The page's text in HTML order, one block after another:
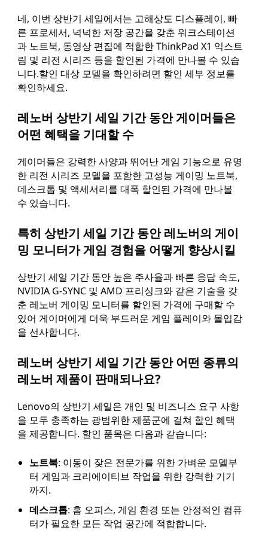
네, 이번 상반기 세일에서는 고해상도 디스플레이, 빠
른 프로세서, 넉넉한 저장 공간을 갖춘 워크스테이션
과 노트북, 동영상 편집에 적합한 ThinkPad X1 익스트
림 및 리전 시리즈 등을 할인된 가격에 만나볼 수 있습
니다.할인 대상 모델을 확인하려면 할인 세부 정보를
확인하세요.
레노버 상반기 세일 기간 동안 게이머들은
어떤 혜택을 기대할 수
게이머들은 강력한 사양과 뛰어난 게임 기능으로 유명
한 리전 시리즈 모델을 포함한 고성능 게이밍 노트북,
데스크톱 및 액세서리를 대폭 할인된 가격에 만나볼
수 있습니다.
특히 상반기 세일 기간 동안 레노버의 게이
밍 모니터가 게임 경험을 어떻게 향상시킬
상반기 세일 기간 동안 높은 주사율과 빠른 응답 속도,
NVIDIA G-SYNC 및 AMD 프리싱크와 같은 기술을 갖
춘 레노버 게이밍 모니터를 할인된 가격에 구매할 수
있어 게이머에게 더욱 부드러운 게임 플레이와 몰입감
을 선사합니다.
레노버 상반기 세일 기간 동안 어떤 종류의
레노버 제품이 판매되나요?
Lenovo의 상반기 세일은 개인 및 비즈니스 요구 사항
을 모두 충족하는 광범위한 제품군에 걸쳐 할인 혜택
을 제공합니다. 할인 품목은 다음과 같습니다:
노트북: 이동이 잦은 전문가를 위한 가벼운 모델부
터 게임과 크리에이티브 작업을 위한 강력한 기기
까지.
데스크톱: 홈 오피스, 게임 환경 또는 안정적인 컴퓨
터가 필요한 모든 작업 공간에 적합합니다.